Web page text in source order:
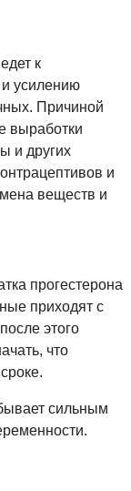
к
усилению
Причиной
выработки
и других
и
веществ и
прогестерона
приходят с
этого
что
сильным